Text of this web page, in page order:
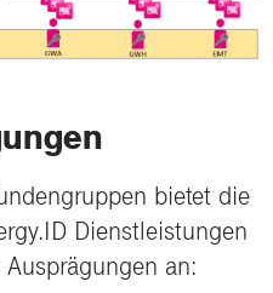
bietet die
Dienstleistungen
an: